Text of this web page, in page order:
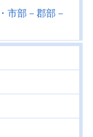
市部－郡部－